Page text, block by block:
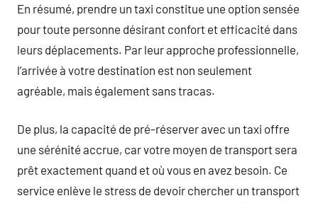
En résumé, prendre un taxi constitue une option sensée
pour toute personne désirant confort et efficacité dans
leurs déplacements. Par leur approche professionnelle,
l’arrivée à votre destination est non seulement
agréable, mais également sans tracas.
De plus, la capacité de pré-réserver avec un taxi offre
une sérénité accrue, car votre moyen de transport sera
prêt exactement quand et où vous en avez besoin. Ce
service enlève le stress de devoir chercher un transport